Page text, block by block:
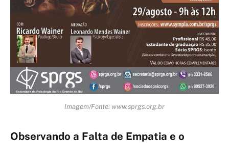
Imagem/Fonte: www.sprgs.org.br
Observando a Falta de Empatia e o